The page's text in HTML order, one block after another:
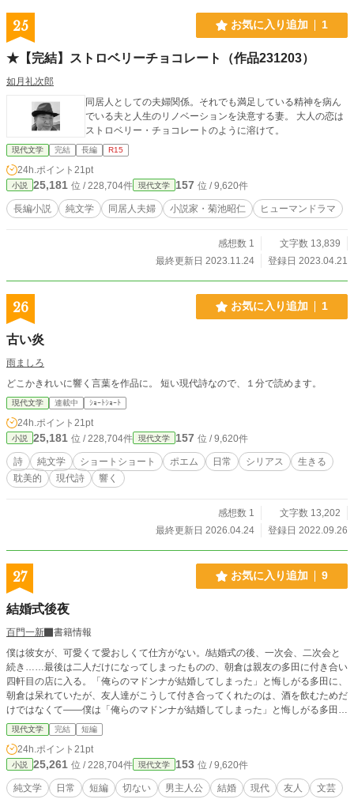
25 お気に入り追加 1
★【完結】ストロベリーチョコレート（作品231203）
如月礼次郎
同居人としての夫婦関係。それでも満足している精神を病ん
でいる夫と人生のリノベーションを決意する妻。 大人の恋は
ストロベリー・チョコレートのように溶けて。
現代文学 完結 長編 R15
24h.ポイント 21pt
小説 25,181 位 / 228,704件 現代文学 157 位 / 9,620件
長編小説 純文学 同居人夫婦 小説家・菊池昭仁 ヒューマンドラマ
感想数 1
文字数 13,839
最終更新日 2023.11.24
登録日 2023.04.21
26 お気に入り追加 1
古い炎
雨ましろ
どこかきれいに響く言葉を作品に。 短い現代詩なので、１分で読めます。
現代文学 連載中 ｼｮｰﾄｼｮｰﾄ
24h.ポイント 21pt
小説 25,181 位 / 228,704件 現代文学 157 位 / 9,620件
詩 純文学 ショートショート ポエム 日常 シリアス
生きる
耽美的
現代詩 響く
感想数 1
文字数 13,202
最終更新日 2026.04.24
登録日 2022.09.26
27 お気に入り追加 9
結婚式後夜
百門一新
書籍情報
僕は彼女が、可愛くて愛おしくて仕方がない。/結婚式の後、一次会、二次会と
続き……最後は二人だけになってしまったものの、朝倉は親友の多田に付き合い
四軒目の店に入る。「俺らのマドンナが結婚してしまった」と悔しがる多田に、
朝倉は呆れていたが、友人達がこうして付き合ってくれたのは、酒を飲むためだ
けではなくて――僕は「俺らのマドンナが結婚してしまった」と悔しがる多田に
小さく苦笑して、「素晴らしい結婚式だった」と思い返して……。 そんな僕
の、結婚式後夜の話だ。 ※「小説家になろう」「カクヨム」等にも掲載してい
ます。
現代文学 完結 短編
24h.ポイント 21pt
小説 25,261 位 / 228,704件 現代文学 153 位 / 9,620件
純文学 日常 短編 切ない 男主人公 結婚 現代 友人 文芸